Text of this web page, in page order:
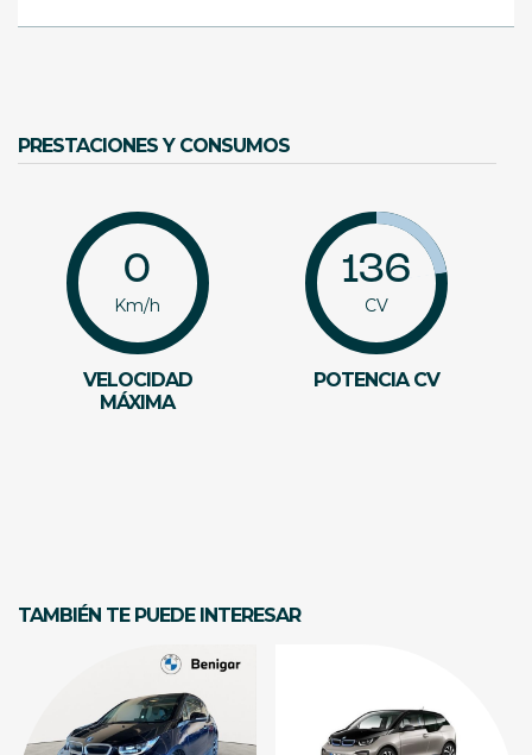
PRESTACIONES Y CONSUMOS
0
Km/h
VELOCIDAD
MÁXIMA
136
CV
POTENCIA CV
TAMBIÉN TE PUEDE INTERESAR